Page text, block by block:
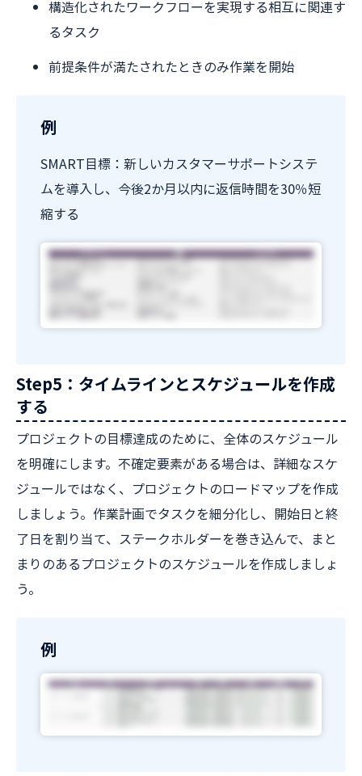
構造化されたワークフローを実現する相互に関連す
るタスク
前提条件が満たされたときのみ作業を開始
例
SMART目標：新しいカスタマーサポートシステ
ムを導入し、今後2か月以内に返信時間を30％短
縮する
Step5：タイムラインとスケジュールを作成
する
プロジェクトの目標達成のために、全体のスケジュール
を明確にします。不確定要素がある場合は、詳細なスケ
ジュールではなく、プロジェクトのロードマップを作成
しましょう。作業計画でタスクを細分化し、開始日と終
了日を割り当て、ステークホルダーを巻き込んで、まと
まりのあるプロジェクトのスケジュールを作成しましょ
う。
例